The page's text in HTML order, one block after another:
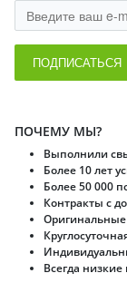
ПОДПИСАТЬСЯ
ПОЧЕМУ МЫ?
Выполнили
Более 10 лет
Более 50 000
Контракты с
Всегда